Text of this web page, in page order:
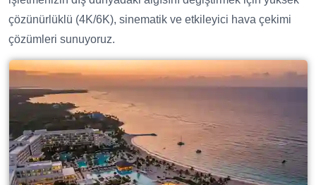
çözünürlüklü (4K/6K), sinematik ve etkileyici hava çekimi
çözümleri sunuyoruz.